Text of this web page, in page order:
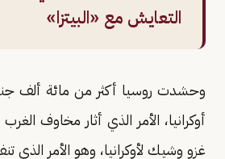
التعايش مع «البيتزا»
وحشدت روسيا أكثر من مائة ألف
أوكرانيا، الأمر الذي أثار مخاوف
غزو وشيك لأوكرانيا، وهو الأمر الذي